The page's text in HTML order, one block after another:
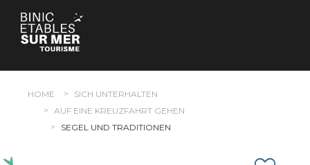
Cookie-Einstellungen
HOME
SICH UNTERHALTEN
AUF EINE KREUZFAHRT GEHEN
SEGEL UND TRADITIONEN